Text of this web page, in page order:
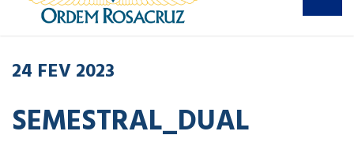
24 FEV2023
SEMESTRAL_DUAL